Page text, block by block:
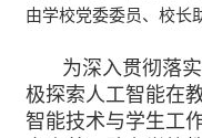
由学校党委委员、校长
为深入贯彻落
极探索人工智能在
智能技术与学生工